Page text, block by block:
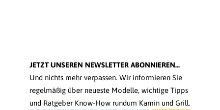
JETZT UNSEREN NEWSLETTER ABONNIEREN...
Und nichts mehr verpassen. Wir informieren Sie
regelmäßig über neueste Modelle, wichtige Tipps
und Ratgeber Know-How rundum Kamin und Grill.